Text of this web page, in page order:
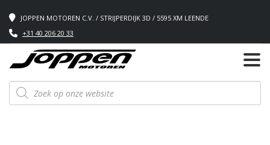
JOPPEN MOTOREN C.V. / STRIJPERDIJK 3D / 5595 XM LEENDE
+31 40 206 20 33
Producten
zoeken